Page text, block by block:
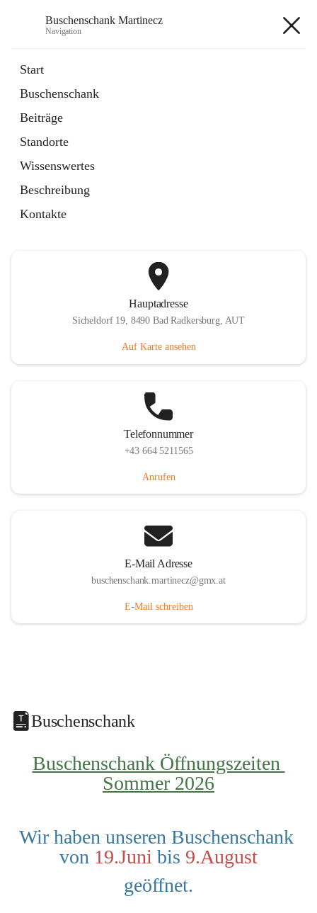
Buschenschank Martinecz
Navigation
Start
Buschenschank
Beiträge
Standorte
Wissenswertes
Beschreibung
Kontakte
Artikel
in
Tab
Der Buschenschank
öffnet
in
neuem
Tab
Hauptadresse
Sicheldorf 19, 8490 Bad Radkersburg, AUT
Auf Karte ansehen
Telefonnummer
+43 664 5211565
Anrufen
E-Mail Adresse
buschenschank.martinecz@gmx.at
E-Mail schreiben
Buschenschank
Buschenschank Öffnungszeiten
Sommer 2026
Wir haben unseren Buschenschank
von 19.Juni bis 9.August
geöffnet.